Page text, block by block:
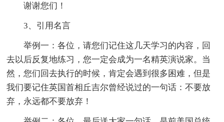
谢谢您们！
3、引用名言
举例一：各位，请您们记住这几天学习的内容，回
去以后反复地练习，您一定会成为一名精英演说家。当
然，您们回去执行的时候，肯定会遇到很多困难，但是
我们要记住英国首相丘吉尔曾经说过的一句话：不要放
弃，永远都不要放弃！